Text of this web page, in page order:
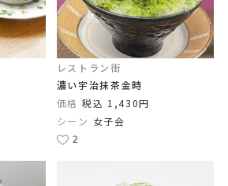
レストラン街
濃い宇治抹茶金時
価格 税込 1,430円
シーン 女子会
2